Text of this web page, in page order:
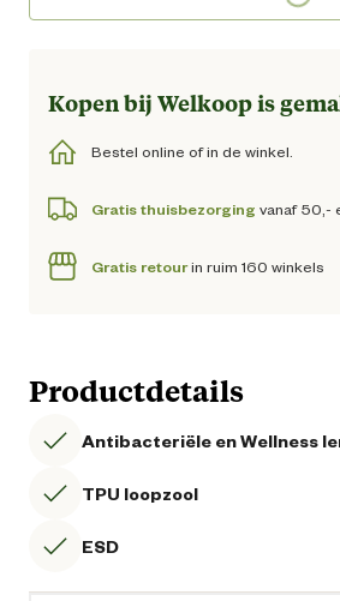
Kopen bij Welkoop is
Bestel online of in de winkel.
Gratis thuisbezorging vanaf 50,-
Gratis retourin ruim 160 winkels
Productdetails
Antibacteriële en Wellness
TPU loopzool
ESD